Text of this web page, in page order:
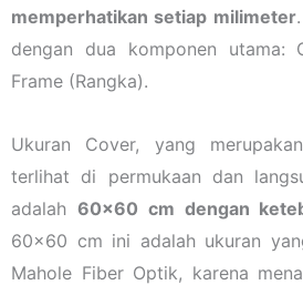
memperhatikan setiap milimeter
dengan dua komponen utama:
Frame (Rangka).
Ukuran Cover, yang
terlihat di permukaan dan
adalah 60×60 cm dengan
60×60 cm ini adalah ukuran
Mahole Fiber Optik, karena